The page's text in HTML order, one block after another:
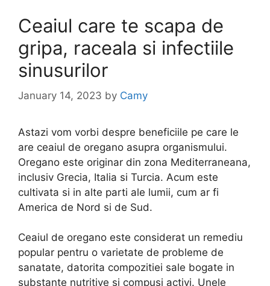
Ceaiul care te scapa de
gripa, raceala si infectiile
sinusurilor
January 14, 2023 by Camy
Astazi vom vorbi despre beneficiile pe care le
are ceaiul de oregano asupra organismului.
Oregano este originar din zona Mediterraneana,
inclusiv Grecia, Italia si Turcia. Acum este
cultivata si in alte parti ale lumii, cum ar fi
America de Nord si de Sud.
Ceaiul de oregano este considerat un remediu
popular pentru o varietate de probleme de
sanatate, datorita compozitiei sale bogate in
substante nutritive si compusi activi. Unele